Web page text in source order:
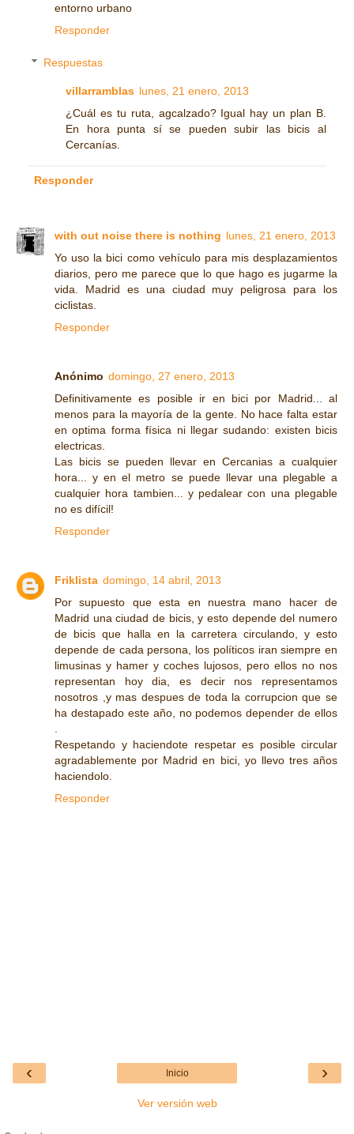
entorno urbano
Responder
Respuestas
villarramblas lunes, 21 enero, 2013
¿Cuál es tu ruta, agcalzado? Igual hay un plan B.
En hora punta sí se pueden subir las bicis al
Cercanías.
Responder
with out noise there is nothing lunes, 21 enero, 2013
Yo uso la bici como vehículo para mis desplazamientos
diarios, pero me parece que lo que hago es jugarme la
vida. Madrid es una ciudad muy peligrosa para los
ciclistas.
Responder
Anónimo domingo, 27 enero, 2013
Definitivamente es posible ir en bici por Madrid... al
menos para la mayoría de la gente. No hace falta estar
en optima forma física ni llegar sudando: existen bicis
electricas.
Las bicis se pueden llevar en Cercanias a cualquier
hora... y en el metro se puede llevar una plegable a
cualquier hora tambien... y pedalear con una plegable
no es difícil!
Responder
Friklista domingo, 14 abril, 2013
Por supuesto que esta en nuestra mano hacer de
Madrid una ciudad de bicis, y esto depende del numero
de bicis que halla en la carretera circulando, y esto
depende de cada persona, los políticos iran siempre en
limusinas y hamer y coches lujosos, pero ellos no nos
representan hoy dia, es decir nos representamos
nosotros ,y mas despues de toda la corrupcion que se
ha destapado este año, no podemos depender de ellos
.
Respetando y haciendote respetar es posible circular
agradablemente por Madrid en bici, yo llevo tres años
haciendolo.
Responder
‹ ›
Inicio
Ver versión web